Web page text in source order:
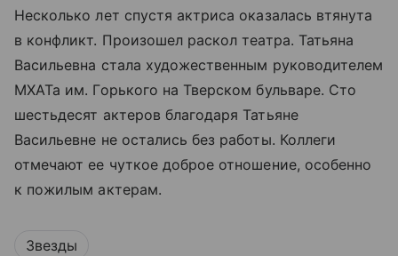
Несколько лет спустя актриса оказалась втянута
в конфликт. Произошел раскол театра. Татьяна
Васильевна стала художественным руководителем
МХАТа им. Горького на Тверском бульваре. Сто
шестьдесят актеров благодаря Татьяне
Васильевне не остались без работы. Коллеги
отмечают ее чуткое доброе отношение, особенно
к пожилым актерам.
Звезды